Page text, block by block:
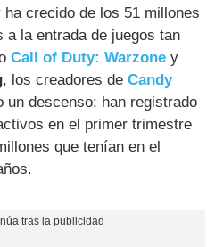
crecido de los 51 millones
la entrada de juegos tan
Call of Duty: Warzone y
, los creadores deCandy
un descenso: han registrado
en el primer trimestre
que tenían en el